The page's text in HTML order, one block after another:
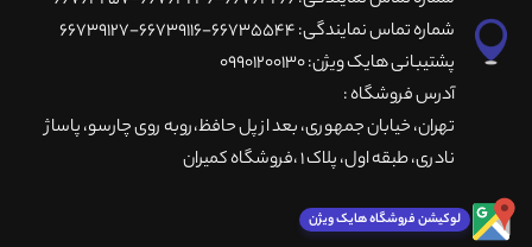
شماره تماس نمایندگی: 66735544-66739116-66739127
پشتیبانی هایک ویژن: 09901200130
آدرس فروشگاه :
تهران، خيابان جمهوری، بعد از پل حافظ،روبه روی چارسو، پاساژ
نادری، طبقه اول، پلاک 1 ،فروشگاه کمیران
لوکیشن فروشگاه هایک ویژن